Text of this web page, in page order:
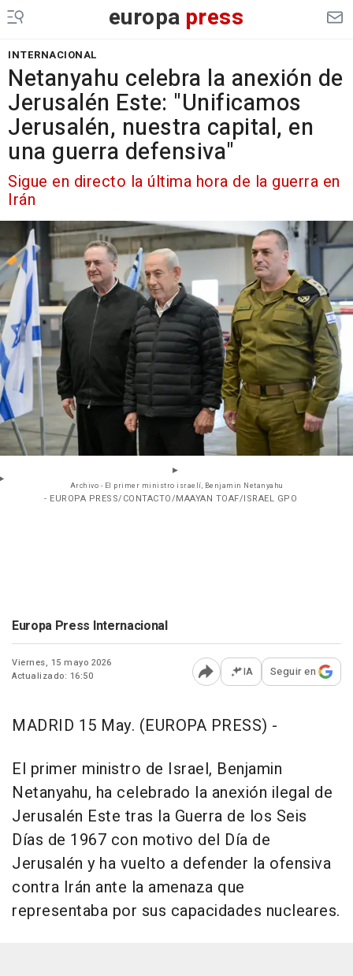
europa press
INTERNACIONAL
Netanyahu celebra la anexión de
Jerusalén Este: "Unificamos
Jerusalén, nuestra capital, en
una guerra defensiva"
Sigue en directo la última hora de la guerra en
Irán
Archivo - El primer ministro israelí, Benjamin Netanyahu
- EUROPA PRESS/CONTACTO/MAAYAN TOAF/ISRAEL GPO
Europa Press Internacional
Viernes, 15 mayo 2026
Actualizado: 16:50
Abrir opciones para
IA Seguir en
MADRID 15 May. (EUROPA PRESS) -
El primer ministro de Israel, Benjamin
Netanyahu, ha celebrado la anexión ilegal de
Jerusalén Este tras la Guerra de los Seis
Días de 1967 con motivo del Día de
Jerusalén y ha vuelto a defender la ofensiva
contra Irán ante la amenaza que
representaba por sus capacidades nucleares.